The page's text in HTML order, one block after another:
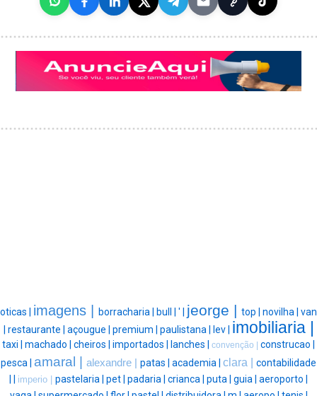
oticas | imagens | borracharia | bull | ' | jeorge | top | novilha | van
| restaurante | açougue | premium | paulistana | lev | imobiliaria |
taxi | machado | cheiros | importados | lanches | convenção | construcao |
pesca | amaral | alexandre | patas | academia | clara | contabilidade
| | imperio | pastelaria | pet | padaria | crianca | puta | guia | aeroporto |